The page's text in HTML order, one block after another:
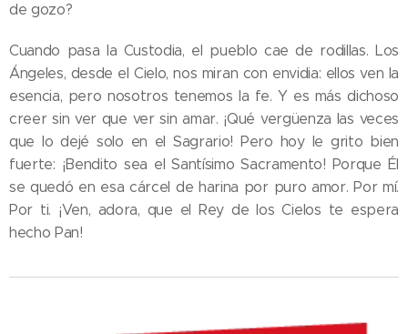
de gozo?
Cuando pasa la Custodia, el pueblo cae de rodillas. Los
Ángeles, desde el Cielo, nos miran con envidia: ellos ven la
esencia, pero nosotros tenemos la fe. Y es más dichoso
creer sin ver que ver sin amar. ¡Qué vergüenza las veces
que lo dejé solo en el Sagrario! Pero hoy le grito bien
fuerte: ¡Bendito sea el Santísimo Sacramento! Porque Él
se quedó en esa cárcel de harina por puro amor. Por mí.
Por ti. ¡Ven, adora, que el Rey de los Cielos te espera
hecho Pan!